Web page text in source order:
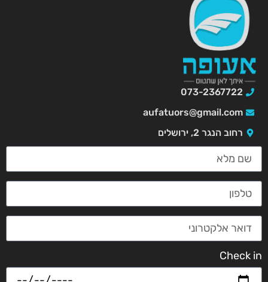
073-2367722
aufatuors@gmail.com
רחוב הנגר 2, ירושלים
Check in